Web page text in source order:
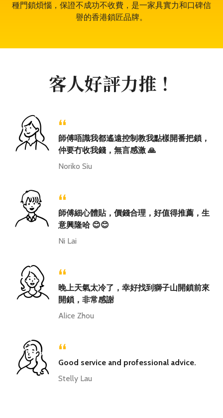
種門鎖煩惱，保證不成功不收費，是一家具實力和口碑信
譽的香港鎖匠品牌。
客人好評力推！
“
師傅唔識我都遙遠控制教我點樣開番把鎖，
仲要冇收我錢，無言感激 🙏
Noriko Siu
“
師傅細心體貼，價錢合理，好值得推薦，生
意興隆哈 😊😊
Ni Lai
“
晚上天氣太冷了，幸好找到獅子山開鎖前來
開鎖，非常感謝
Alice Zhou
“
Good service and professional advice.
Stelly Lau